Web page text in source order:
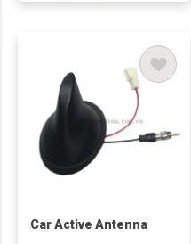
Car Active Antenna